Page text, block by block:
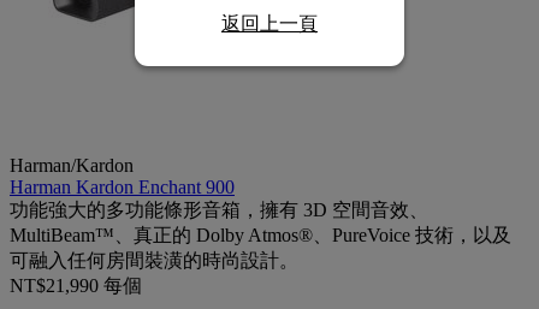
Harman/Kardon
Harman Kardon Enchant 900
功能強大的多功能條形音箱，擁有 3D 空間音效、
MultiBeam™、真正的 Dolby Atmos®、PureVoice 技術，以及
可融入任何房間裝潢的時尚設計。
NT$21,990 每個
返回上一頁